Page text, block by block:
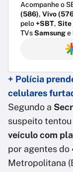
Acompanhe o
(586), Vivo
pelo+SBT, Site
TVsSamsunge
+ Polícia
celulares
Segundo a
suspeito
veículo com
por agentes do
Metropolitana